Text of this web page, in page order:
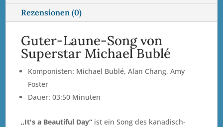
Rezensionen (0)
Guter-Laune-Song von
Superstar Michael Bublé
Komponisten: Michael Bublé, Alan Chang, Amy
Foster
Dauer: 03:50 Minuten
„It's a Beautiful Day“ ist ein Song des kanadisch-